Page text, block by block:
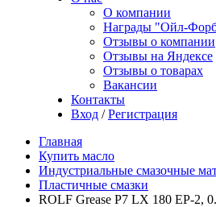
О компании
Награды "Ойл-
Отзывы о компании
Отзывы на Яндексе
Отзывы о товарах
Вакансии
Контакты
Вход / Регистрация
Главная
Купить масло
Индустриальные смазочные
Пластичные смазки
ROLF Grease P7 LX 180 EP-2,